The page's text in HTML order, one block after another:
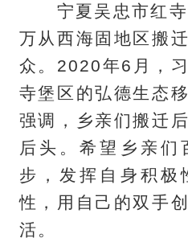
宁夏吴忠市红寺
万从西海固地区搬
众。2020年6月，
寺堡区的弘德生态
强调，乡亲们搬迁
后头。希望乡亲们
步，发挥自身积极
性，用自己的双手
活。